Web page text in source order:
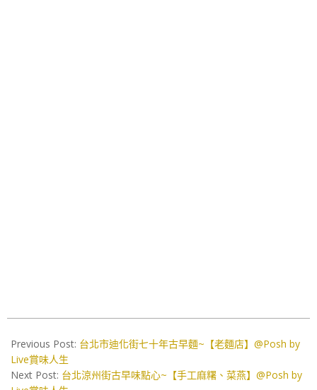
05-
13
Previous Post: 台北市迪化街七十年古早麵~【老麵店】@Posh by
Live賞味人生
Next Post: 台北涼州街古早味點心~【手工麻糬、菜燕】@Posh by